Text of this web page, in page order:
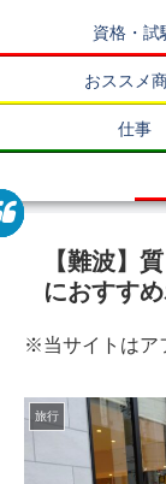
資格・試
おススメ
仕事
【難波】
におすす
※当サイトはア
旅行